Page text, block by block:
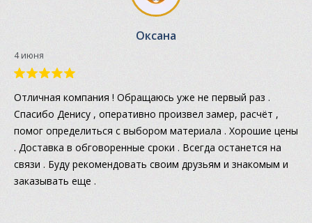
Оксана
4 июня
Отличная компания ! Обращаюсь уже не первый раз .
Спасибо Денису , оперативно произвел замер, расчёт ,
помог определиться с выбором материала . Хорошие цены
. Доставка в обговоренные сроки . Всегда останется на
связи . Буду рекомендовать своим друзьям и знакомым и
заказывать еще .